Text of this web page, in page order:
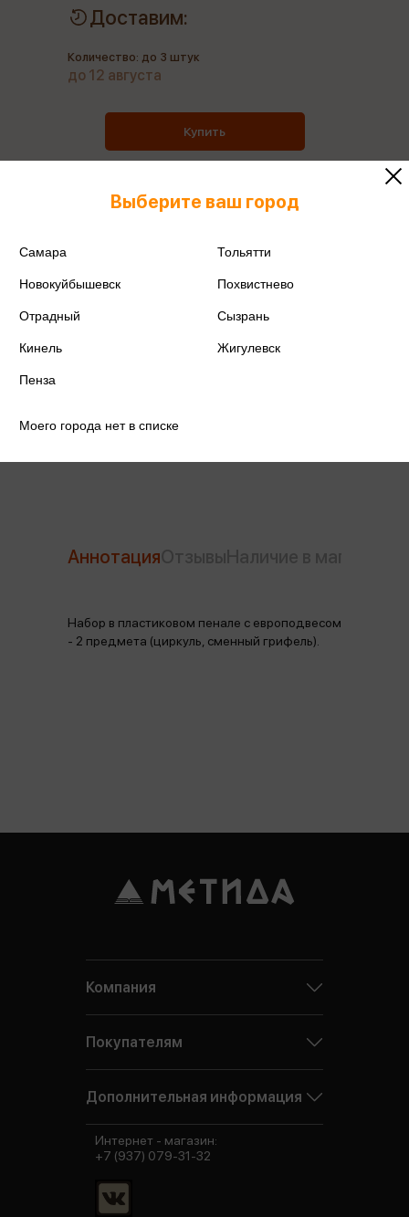
Производитель
Доставим:
Количество: до 3 штук
до 12 августа
Купить
Поделиться
Аннотация
Набор в пластиковом пенале с европодвесом
- 2 предмета (циркуль, сменный грифель).
Выберите ваш город
Самара Тольятти
Новокуйбышевск Похвистнево
Отрадный Сызрань
Кинель Жигулевск
Пенза
Моего города нет в списке
Компания
Покупателям
Дополнительная информация
Интернет - магазин:
+7 (937) 079-31-32